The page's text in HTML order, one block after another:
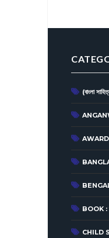
(বাংলা
BOOK :
CHILD